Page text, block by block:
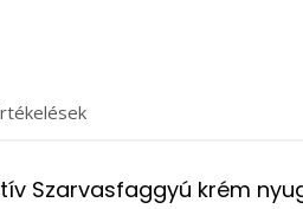
Szarvasfaggyú krém